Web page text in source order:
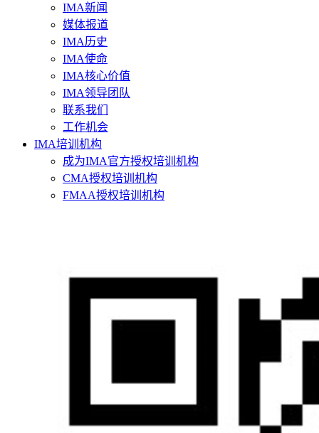
IMA新闻
媒体报道
IMA历史
IMA使命
IMA核心价值
IMA领导团队
联系我们
工作机会
IMA培训机构
成为IMA官方授权培训机构
CMA授权培训机构
FMAA授权培训机构